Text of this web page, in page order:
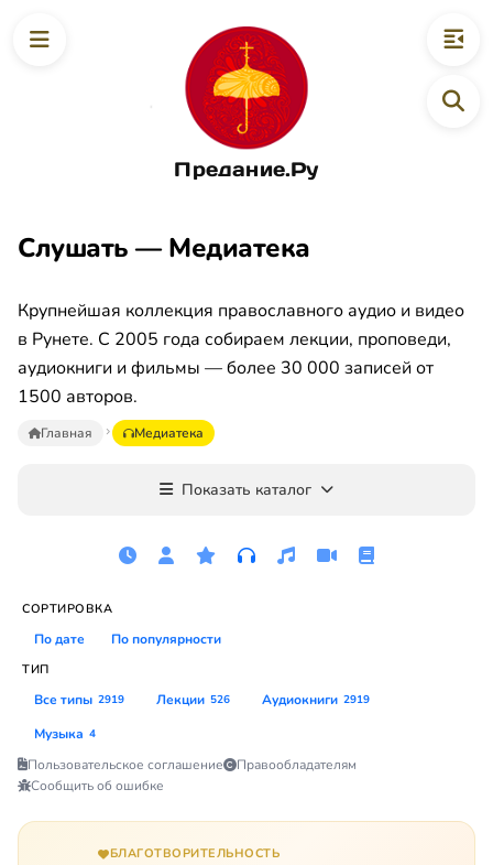
Предание.Ру
Слушать — Медиатека
Крупнейшая коллекция православного аудио и видео
в Рунете. С 2005 года собираем лекции, проповеди,
аудиокниги и фильмы — более 30 000 записей от
1500 авторов.
Главная Медиатека
Показать каталог
СОРТИРОВКА
По дате По популярности
ТИП
Все типы 2919 Лекции 526 Аудиокниги 2919
Музыка 4
Пользовательское соглашение
Правообладателям
Сообщить об ошибке
БЛАГОТВОРИТЕЛЬНОСТЬ